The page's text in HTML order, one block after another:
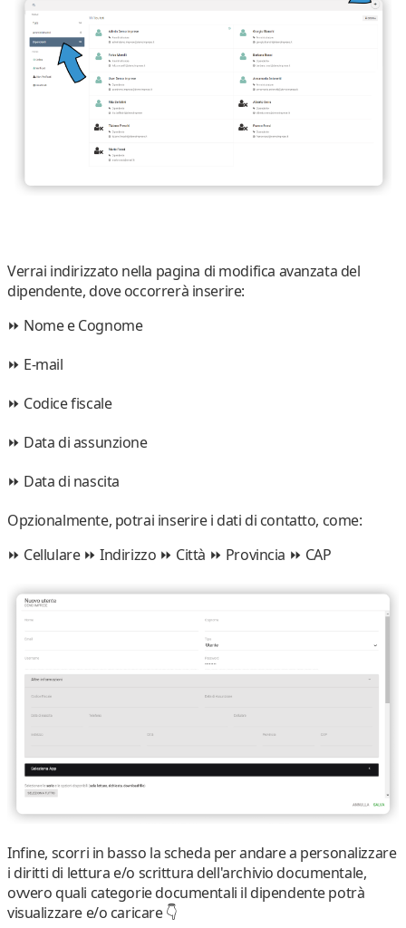
Verrai indirizzato nella pagina di modifica avanzata del
dipendente, dove occorrerà inserire:
⏩ Nome e Cognome
⏩ E-mail
⏩ Codice fiscale
⏩ Data di assunzione
⏩ Data di nascita
Opzionalmente, potrai inserire i dati di contatto, come:
⏩ Cellulare ⏩Indirizzo ⏩ Città ⏩ Provincia ⏩ CAP
Infine, scorri in basso la scheda per andare a personalizzare
i diritti di lettura e/o scrittura dell'archivio documentale,
ovvero quali categorie documentali il dipendente potrà
visualizzare e/o caricare👇